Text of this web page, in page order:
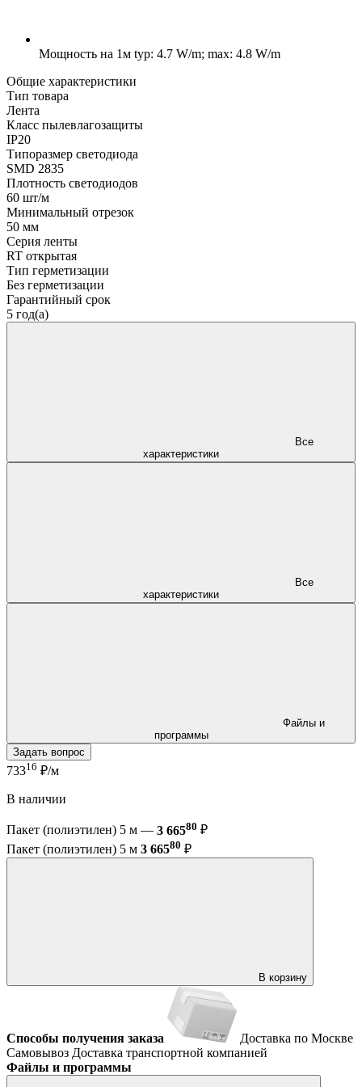
Мощность на 1м typ: 4.7 W/m; max: 4.8 W/m
Общие характеристики
Тип товара
Лента
Класс пылевлагозащиты
IP20
Типоразмер светодиода
SMD 2835
Плотность светодиодов
60 шт/м
Минимальный отрезок
50 мм
Серия ленты
RT открытая
Тип герметизации
Без герметизации
Гарантийный срок
5 год(а)
характеристики
характеристики
программы
Задать вопрос
73316 ₽/м
В наличии
Пакет (полиэтилен) 5 м — 3 66580 ₽
Пакет (полиэтилен) 5 м 3 66580 ₽
В корзину
Способы получения заказа
Доставка по Москве
Самовывоз Доставка транспортной компанией
Файлы и программы